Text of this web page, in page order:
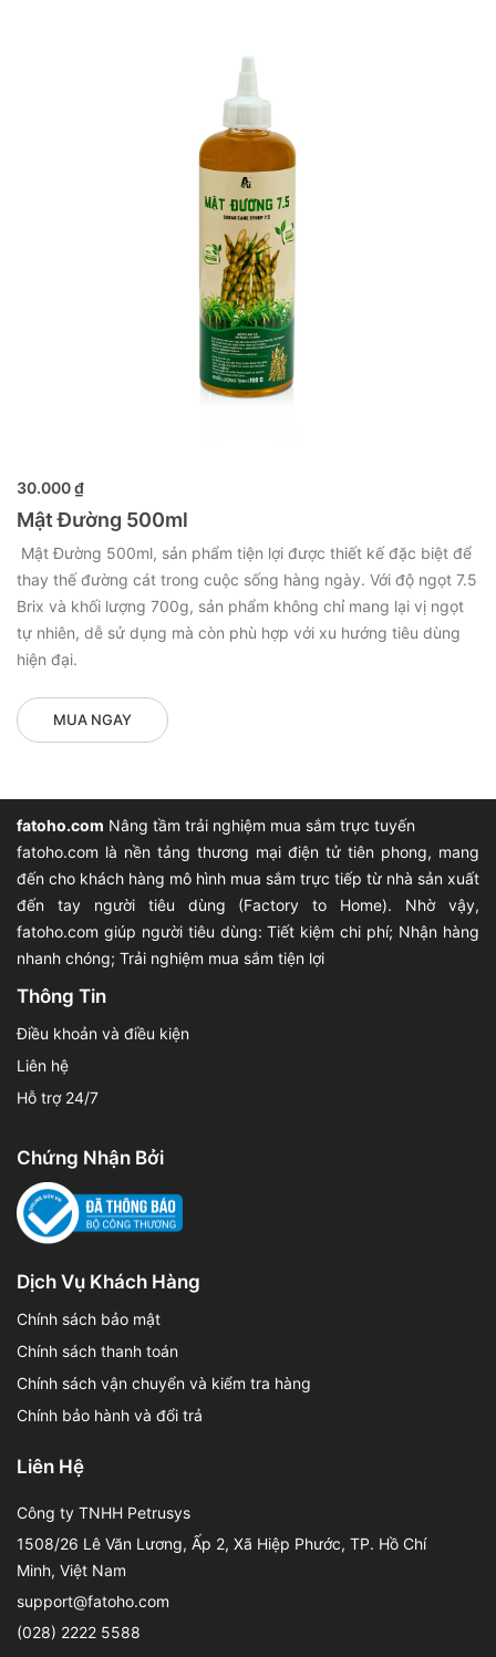
30.000 ₫
Mật Đường 500ml
Mật Đường 500ml, sản phẩm tiện lợi được thiết kế đặc biệt để
thay thế đường cát trong cuộc sống hàng ngày. Với độ ngọt 7.5
Brix và khối lượng 700g, sản phẩm không chỉ mang lại vị ngọt
tự nhiên, dễ sử dụng mà còn phù hợp với xu hướng tiêu dùng
hiện đại.
MUA NGAY
fatoho.com Nâng tầm trải nghiệm mua sắm trực tuyến
fatoho.com là nền tảng thương mại điện tử tiên phong, mang
đến cho khách hàng mô hình mua sắm trực tiếp từ nhà sản xuất
đến tay người tiêu dùng (Factory to Home). Nhờ vậy,
fatoho.com giúp người tiêu dùng: Tiết kiệm chi phí; Nhận hàng
nhanh chóng; Trải nghiệm mua sắm tiện lợi
Thông Tin
Điều khoản và điều kiện
Liên hệ
Hỗ trợ 24/7
Chứng Nhận Bởi
Dịch Vụ Khách Hàng
Chính sách bảo mật
Chính sách thanh toán
Chính sách vận chuyển và kiểm tra hàng
Chính bảo hành và đổi trả
Liên Hệ
Công ty TNHH Petrusys
1508/26 Lê Văn Lương, Ấp 2, Xã Hiệp Phước, TP. Hồ Chí
Minh, Việt Nam
support@fatoho.com
(028) 2222 5588